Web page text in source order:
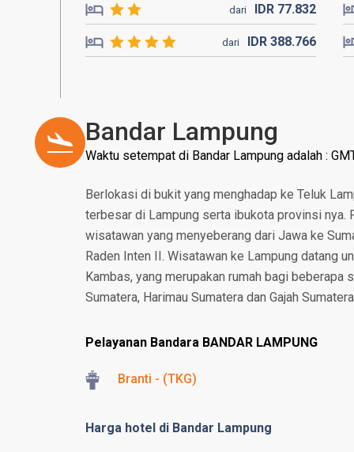
dari IDR 77.832
dari IDR 388.766
Bandar Lampung
Waktu setempat di Bandar Lampung adalah :
Berlokasi di bukit yang menghadap ke Teluk
terbesar di Lampung serta ibukota provinsi nya.
wisatawan yang menyeberang dari Jawa ke
Raden Inten II. Wisatawan ke Lampung datang
Kambas, yang merupakan rumah bagi
Sumatera, Harimau Sumatera dan Gajah
Pelayanan Bandara BANDAR LAMPUNG
Branti - (TKG)
Harga hotel di Bandar Lampung